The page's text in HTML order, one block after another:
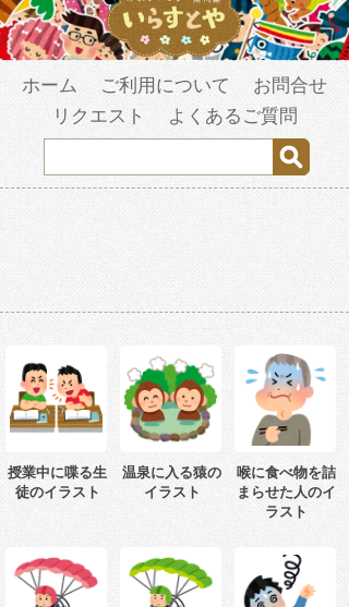
ホーム ご利用について
お問合せ
リクエスト
よくあるご質問
授業中に喋る生
徒のイラスト
温泉に入る猿の
イラスト
喉に食べ物を詰
まらせた人のイ
ラスト